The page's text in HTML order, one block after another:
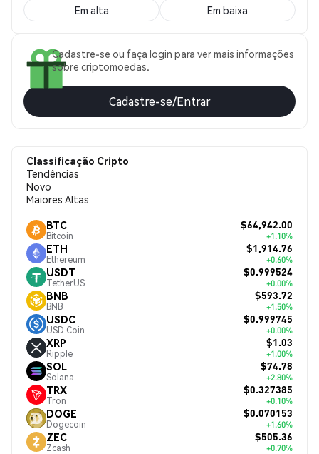
Em alta Em baixa
Cadastre-se ou faça login para ver mais informações
sobre criptomoedas.
Cadastre-se/Entrar
Classificação Cripto
Tendências
Novo
Maiores Altas
BTC
Bitcoin
$64,942.00
+1.10%
ETH
Ethereum
$1,914.76
+0.60%
USDT
TetherUS
$0.999524
+0.00%
BNB
BNB
$593.72
+1.50%
USDC
USD Coin
$0.999745
+0.00%
XRP
Ripple
$1.03
+1.00%
SOL
Solana
$74.78
+2.80%
TRX
Tron
$0.327385
+0.10%
DOGE
Dogecoin
$0.070153
+1.60%
ZEC
Zcash
$505.36
+0.70%